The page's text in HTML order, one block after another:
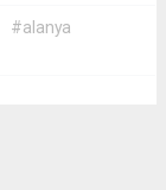
#alanya